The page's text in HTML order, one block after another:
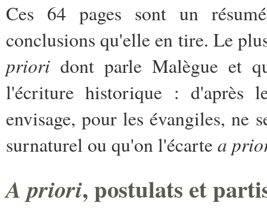
Ces 64 pages sont un
conclusions qu'elle en tire. Le
priori dont parle Malègue et
l'écriture historique : d'après
envisage, pour les évangiles, ne
surnaturel ou qu'on l'écarte a
A priori, postulats et